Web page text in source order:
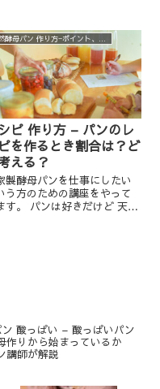
った時にまず、酵母起こし
始まりますね。 その酵母お
の成功のカギを握ってい
と...
ピ 作り方 – パンのレ
を作るとき割合は？ど
える？
製酵母パンを仕事にしたい
う方のための講座をやって
す。 パンは好きだけど 天然
酸っぱい – 酸っぱいパン
作りから始まっているか
講師が解説